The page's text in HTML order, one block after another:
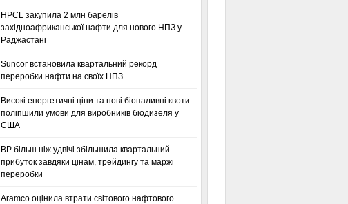
HPCL закупила 2 млн барелів
західноафриканської нафти для нового НПЗ у
Раджастані
Suncor встановила квартальний рекорд
переробки нафти на своїх НПЗ
Високі енергетичні ціни та нові біопаливні квоти
поліпшили умови для виробників біодизеля у
США
BP більш ніж удвічі збільшила квартальний
прибуток завдяки цінам, трейдингу та маржі
переробки
Aramco оцінила втрати світового нафтового